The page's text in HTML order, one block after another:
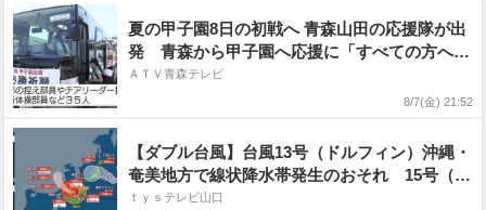
夏の甲子園8日の初戦へ 青森山田の応援隊が出
発 青森から甲子園へ応援に「すべての方への
感謝を忘れずチーム一丸となって頑張って」
遊学館戦はOB県人会含め総勢700人スタンドで
ＡＴＶ青森テレビ
8/7(金) 21:52
【ダブル台風】台風13号（ドルフィン）沖縄・
奄美地方で線状降水帯発生のおそれ 15号（チ
ャンホン）11日ごろに関東〜東北の上陸か 今
ｔｙｓテレビ山口